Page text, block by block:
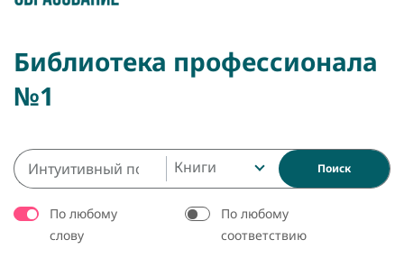
Библиотека профессионала
№1
Книги Поиск
По любому
слову
По любому
соответствию